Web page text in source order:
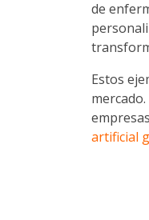
de
Estos
artificial